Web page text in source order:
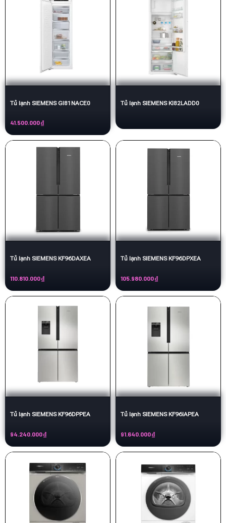
Tủ lạnh SIEMENS GI81NACE0
41.500.000₫
Tủ lạnh SIEMENS KI82LADD0
Tủ lạnh SIEMENS KF96DAXEA
110.810.000₫
Tủ lạnh SIEMENS KF96DPXEA
105.980.000₫
Tủ lạnh SIEMENS KF96DPPEA
94.240.000₫
Tủ lạnh SIEMENS KF96IAPEA
91.640.000₫